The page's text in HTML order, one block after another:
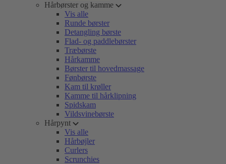
Hårbørster og kamme
Vis alle
Runde børster
Detangling børste
Flad- og paddlebørster
Træbørste
Hårkamme
Børster til hovedmassage
Fønbørste
Kam til krøller
Kamme til hårklipning
Spidskam
Vildsvinebørste
Hårpynt
Vis alle
Hårbøjler
Curlers
Scrunchies